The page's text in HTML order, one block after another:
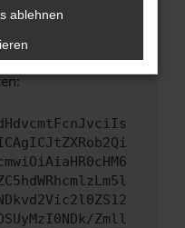
Wir werden
beheben. Du kannst
uns bei der
Zmll
ablehnen